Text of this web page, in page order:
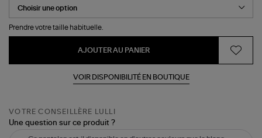
Prendre votre taille habituelle.
AJOUTER AU PANIER
VOIR DISPONIBILITÉ EN BOUTIQUE
VOTRE CONSEILLÈRE LULLI
Une question sur ce produit ?